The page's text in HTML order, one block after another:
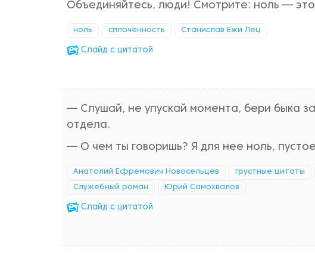
Объединяйтесь, люди! Смотрите: ноль —
ноль сплоченность Станислав Ежи Лец
Cлайд с цитатой
— Слушай, не упускай момента, бери быка
отдела.
— О чем ты говоришь? Я для нее ноль,
Анатолий Ефремович Новосельцев грустные цитаты
Служебный роман Юрий Самохвалов
Cлайд с цитатой